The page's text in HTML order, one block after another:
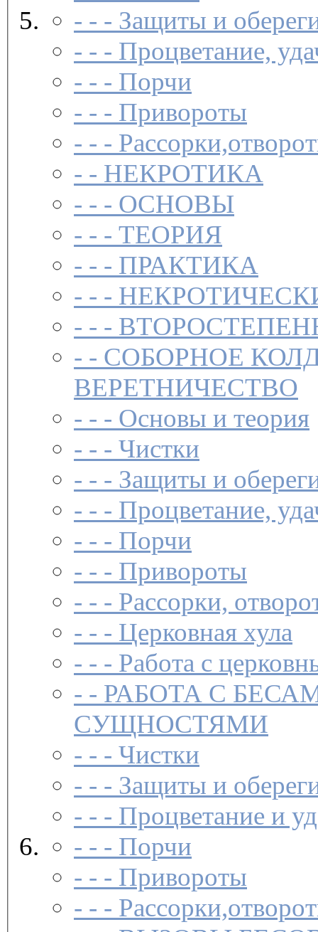
- - - Защиты и
- - - Процветание,
- - - Порчи­
- - - Привороты­
- - -
- - НЕКРОТИКА
- - - ОСНОВЫ
- - - ТЕОРИЯ
- - - ПРАКТИКА
- - -
- - -
- - СОБОРНОЕ
ВЕРЕТНИЧЕСТВО
- - - Основы и теория
- - - Чистки­
- - - Защиты и
- - - Процветание,
- - - Порчи
- - - Привороты
- - - Рассорки,
- - - Церковная хула
- - - Работа с
- - РАБОТА С
СУЩНОСТЯМИ
- - - Чистки­
- - - Защиты и
- - - Процветание и
- - - Порчи
- - - Привороты
- - -